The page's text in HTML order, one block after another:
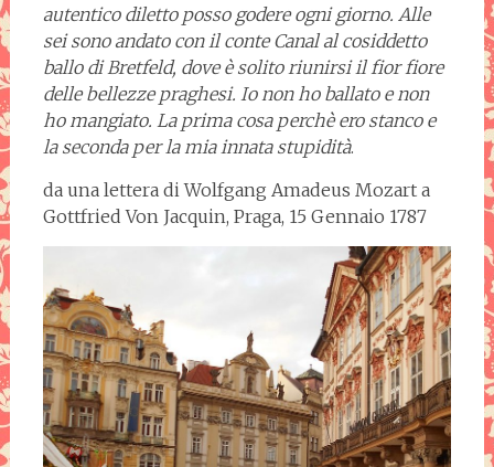
autentico diletto posso godere ogni giorno. Alle
sei sono andato con il conte Canal al cosiddetto
ballo di Bretfeld, dove è solito riunirsi il fior fiore
delle bellezze praghesi. Io non ho ballato e non
ho mangiato. La prima cosa perchè ero stanco e
la seconda per la mia innata stupidità.
da una lettera di Wolfgang Amadeus Mozart a
Gottfried Von Jacquin, Praga, 15 Gennaio 1787